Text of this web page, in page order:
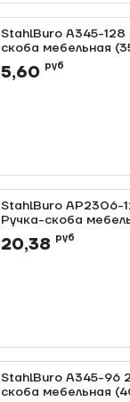
StahlBuro A345-128
скоба мебельная
Артикул: 0000012678
5,60 руб
StahlBuro AP2306-
Ручка-скоба
Артикул: 0000012676
20,38 руб
StahlBuro A345-96
скоба мебельная